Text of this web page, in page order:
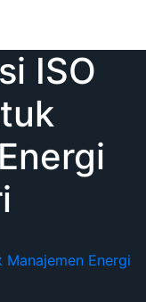
ISO
Manajemen Energi